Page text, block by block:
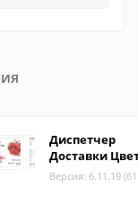
Диспетчер
Доставки
Версия: 6.11.19